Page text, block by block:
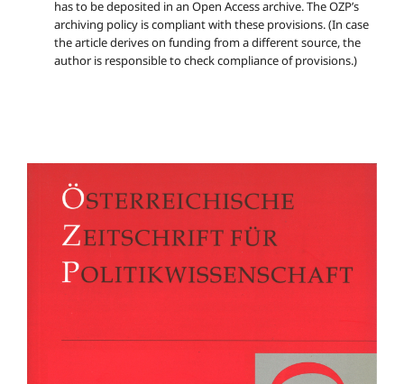
has to be deposited in an Open Access archive. The OZP’s
archiving policy is compliant with these provisions. (In case
the article derives on funding from a different source, the
author is responsible to check compliance of provisions.)